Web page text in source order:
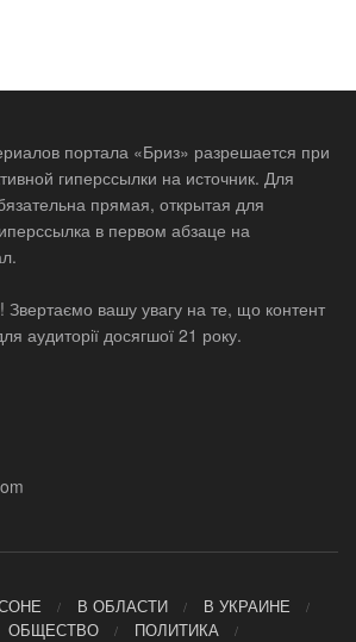
портала «Бриз» разрешается при
гиперссылки на источник. Для
прямая, открытая для
в первом абзаце на
Звертаємо вашу увагу на те, що контент
аудиторії досягшої 21 року.
В ОБЛАСТИ
В УКРАИНЕ
ОБЩЕСТВО ПОЛИТИКА